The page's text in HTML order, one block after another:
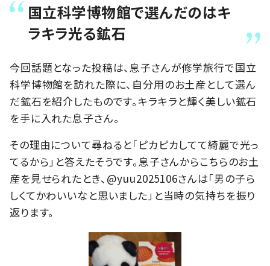
国立科学博物館で選んだのはキ
ラキラ光る鉱石
今回話題となった投稿は、息子さんが修学旅行で国立
科学博物館を訪れた際に、自分用のお土産として選ん
だ鉱石を紹介したものです。キラキラと輝く美しい鉱石
を手に入れた息子さん。
その理由について尋ねると「ピカピカしてて綺麗で光っ
てるから」と答えたそうです。息子さんからこちらのお土
産を見せられたとき、@yuu2025106さんは「男の子ら
しくてかわいいなと思いました」と当時の気持ちを振り
返ります。